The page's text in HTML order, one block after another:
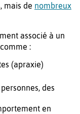
mais de nombreux
associé à un
:
(apraxie)
des
en